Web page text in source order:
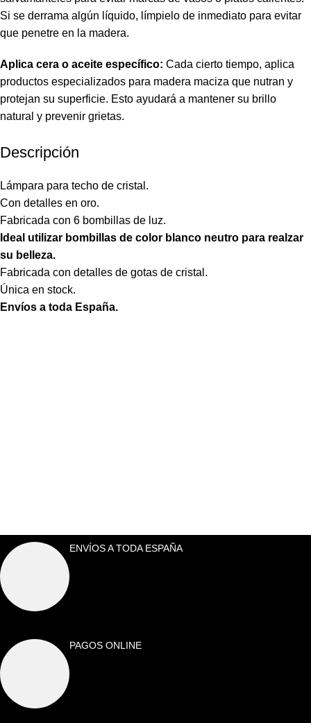
Si se derrama algún líquido, límpielo de inmediato para evitar
que penetre en la madera.
Aplica cera o aceite específico: Cada cierto tiempo, aplica
productos especializados para madera maciza que nutran y
protejan su superficie. Esto ayudará a mantener su brillo
natural y prevenir grietas.
Descripción
Lámpara para techo de cristal.
Con detalles en oro.
Fabricada con 6 bombillas de luz.
Ideal utilizar bombillas de color blanco neutro para realzar
su belleza.
Fabricada con detalles de gotas de cristal.
Única en stock.
Envíos a toda España.
ENVÍOS A TODA ESPAÑA
PAGOS ONLINE